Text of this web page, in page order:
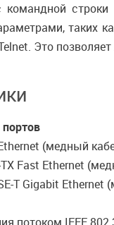
строки
таких
Это
Ethernet (медный
TX Fast Ethernet
T Gigabit